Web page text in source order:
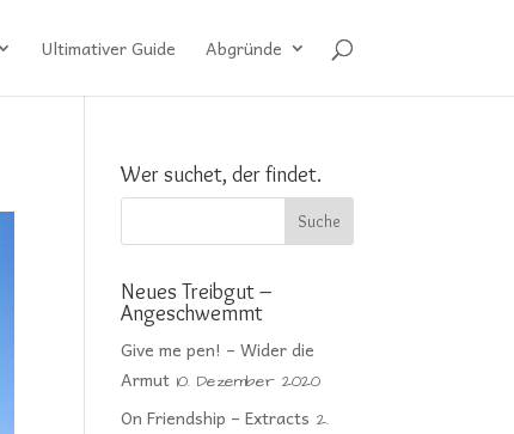
Ultimativer Guide Abgründe
Wer suchet, der findet.
Neues Treibgut –
Angeschwemmt
Give me pen! – Wider die
Armut 10. Dezember 2020
On Friendship – Extracts 2.